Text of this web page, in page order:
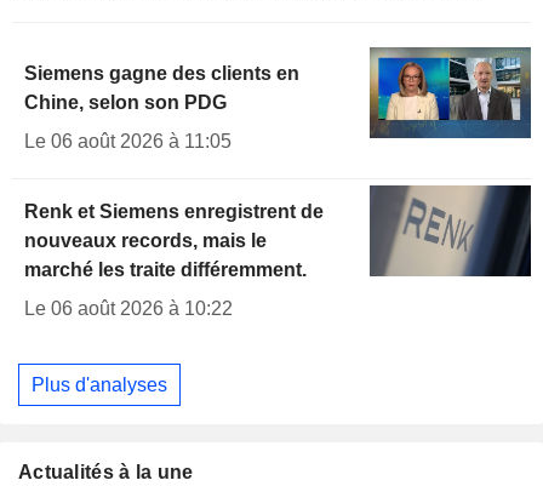
Siemens gagne des clients en
Chine, selon son PDG
Le 06 août 2026 à 11:05
Renk et Siemens enregistrent de
nouveaux records, mais le
marché les traite différemment.
Le 06 août 2026 à 10:22
Plus d'analyses
Actualités à la une